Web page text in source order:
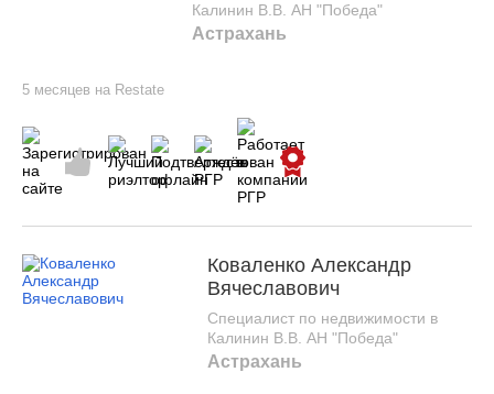
Калинин В.В. АН "Победа"
Астрахань
5 месяцев на Restate
Коваленко Александр
Вячеславович
Специалист по недвижимости в
Калинин В.В. АН "Победа"
Астрахань